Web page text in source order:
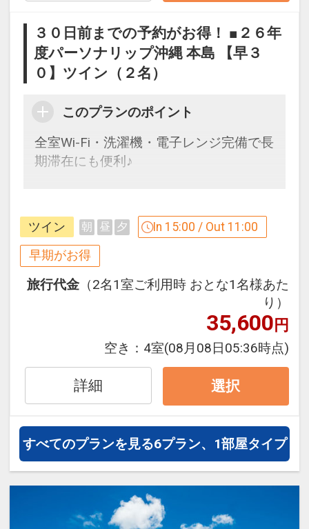
31日
インターネットコース番号：DP-1-
ーからお進みいただいた後表示される
「空室照会結果確認画面」でご確認くだ
さい。
【連泊するとお得】連泊割引がございま
連泊の場合、
１泊目より１泊につきおひとり様
※他の割引との併用はできません。
※割引適用後のご旅行代金は、カレンダ
ーからお進みいただいた後表示される
「空室照会結果確認画面」でご確認くだ
※宿泊期間中すべての日において人数・
氏名・客室タイプ・食事条件・プラン同
一であることが割引適用の条件となりま
す。
うれしいポイント
●グループホテルオリジナル「日本最西
端・最南端 竹富島の湯」の入浴剤の素１
パック付！
※旅行代金に含まれます。
３０日前までの予約がお得！ ■２６年
度パーソナリップ沖縄 本島 【早３
０】ツイン（２名）
このプランのポイント
全室Wi-Fi・洗濯機・電子レンジ完備で長
期滞在にも便利♪
早期予約限定！３０日前までのご予約が
お得です！
※本プランは３０日前までの予約受付で
こどもの内訳変更はできません。
●グループホテルオリジナル「日本最西
端・最南端 竹富島の湯」の入浴剤の素１
パック付！
連泊特色
ける洗濯ジェルボール付（１部屋につき
２個／１回のみ）
ツイン 朝 昼 夕 In 15:00 / Out 11:00
早期がお得
旅行代金 （2名1室ご利用時 おとな1名様あた
り）
35,600円
空き： 4室(08月08日05:36時点)
詳細 選択
すべてのプランを見る6プラン、1部屋タイプ